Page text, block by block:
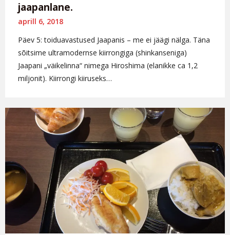
jaapanlane.
aprill 6, 2018
Päev 5: toiduavastused Jaapanis – me ei jäägi nälga. Täna
sõitsime ultramodernse kiirrongiga (shinkanseniga)
Jaapani „väikelinna“ nimega Hiroshima (elanikke ca 1,2
miljonit). Kiirrongi kiiruseks…